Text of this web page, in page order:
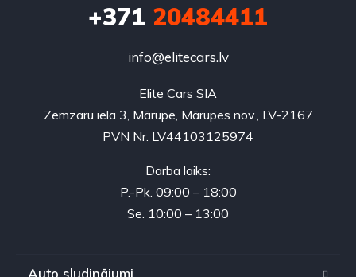
+371 20484411
info@elitecars.lv
Elite Cars SIA
Zemzaru iela 3, Mārupe, Mārupes nov., LV-2167
PVN Nr. LV44103125974
Darba laiks:
P.-Pk. 09:00 – 18:00
Se. 10:00 – 13:00
Auto sludinājumi